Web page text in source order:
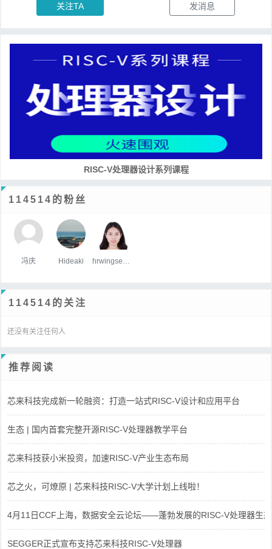
关注TA 发消息
RISC-V处理器设计系列课程
114514的粉丝
冯庆 Hideaki
114514的关注
还没有关注任何人
推荐阅读
芯来科技完成新一轮融资：打造一站式RISC-V设计和应用平台
生态 | 国内首套完整开源RISC-V处理器教学平台
芯来科技获小米投资，加速RISC-V产业生态布局
芯之火，可燎原 | 芯来科技RISC-V大学计划上线啦！
4月11日CCF上海，数据安全云论坛——蓬勃发展的RISC-V处理器生态
SEGGER正式宣布支持芯来科技RISC-V处理器